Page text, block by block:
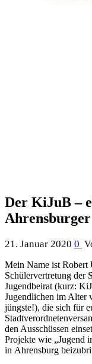
Der KiJuB –
21. Januar 2020 0
Mein Name ist Robert
Schülervertretung der
Jugendbeirat (kurz:
Jugendlichen im Alter
jüngste!), die sich für
den Ausschüssen
Projekte wie „Jugend
in Ahrensburg